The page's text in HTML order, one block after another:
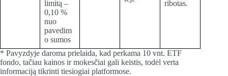
limitą –
0,10 %
nuo
pavedim
o sumos
ribotas.
* Pavyzdyje daroma prielaida, kad perkama 10 vnt. ETF
fondo, tačiau kainos ir mokesčiai gali keistis, todėl verta
informaciją tikrinti tiesiogiai platformose.